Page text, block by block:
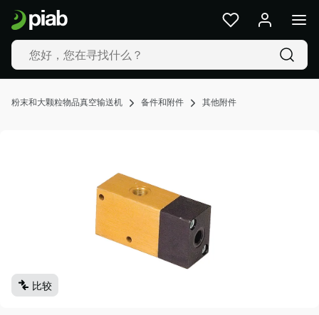
粉末和大颗粒物品真空输送机 备件和附件 其他附件
比较
产
品
及
解
决
案
关